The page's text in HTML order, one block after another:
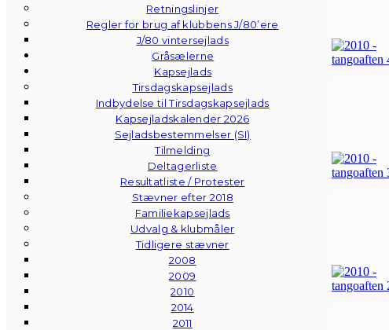
Retningslinjer
Regler for brug af klubbens J/80’ere
J/80 vintersejlads
Gråsælerne
Kapsejlads
Tirsdagskapsejlads
Indbydelse til Tirsdagskapsejlads
Kapsejladskalender 2026
Sejladsbestemmelser (SI)
Tilmelding
Deltagerliste
Resultatliste / Protester
Stævner efter 2018
Familiekapsejlads
Udvalg & klubmåler
Tidligere stævner
2008
2009
2010
2014
2011